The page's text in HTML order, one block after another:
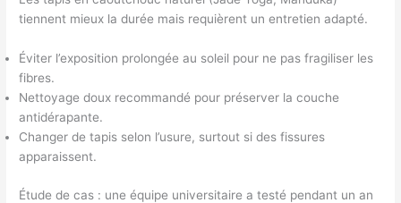
tiennent mieux la durée mais requièrent un entretien adapté.
Éviter l’exposition prolongée au soleil pour ne pas fragiliser les
fibres.
Nettoyage doux recommandé pour préserver la couche
antidérapante.
Changer de tapis selon l’usure, surtout si des fissures
apparaissent.
Étude de cas : une équipe universitaire a testé pendant un an